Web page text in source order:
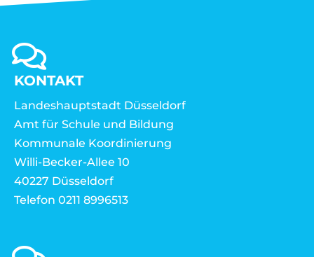
KONTAKT
Landeshauptstadt Düsseldorf
Amt für Schule und Bildung
Kommunale Koordinierung
Willi-Becker-Allee 10
40227 Düsseldorf
Telefon 0211 8996513